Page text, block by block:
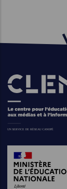
Images